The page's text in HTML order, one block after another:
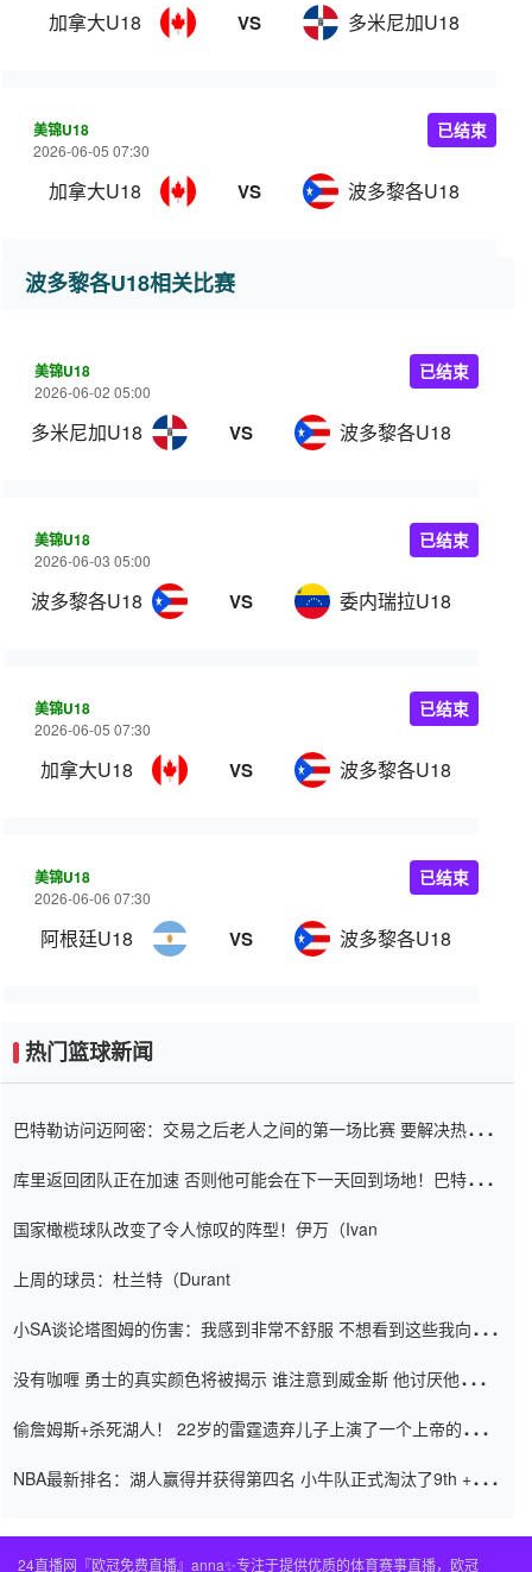
加拿大U18 VS 多米尼加U18
美锦U18
2026-06-05 07:30
加拿大U18 VS 波多黎各U18
已结束
波多黎各U18相关比赛
美锦U18
2026-06-02 05:00
多米尼加U18 VS 波多黎各U18
已结束
美锦U18
2026-06-03 05:00
波多黎各U18 VS 委内瑞拉U18
已结束
美锦U18
2026-06-05 07:30
加拿大U18 VS 波多黎各U18
已结束
美锦U18
2026-06-06 07:30
阿根廷U18 VS 波多黎各U18
已结束
热门篮球新闻
巴特勒访问迈阿密：交易之后老人之间的第一场比赛 要解决热情的
库里返回团队正在加速 否则他可能会在下一天回到场地！巴特勒迈
国家橄榄球队改变了令人惊叹的阵型！伊万（Ivan
上周的球员：杜兰特（Durant
小SA谈论塔图姆的伤害：我感到非常不舒服 不想看到这些我向他
没有咖喱 勇士的真实颜色将被揭示 谁注意到威金斯 他讨厌他的老
偷詹姆斯+杀死湖人！ 22岁的雷霆遗弃儿子上演了一个上帝的剧
NBA最新排名：湖人赢得并获得第四名 小牛队正式淘汰了9th + 76
24直播网『欧冠免费直播』anna✨专注于提供优质的体育赛事直播，欧冠